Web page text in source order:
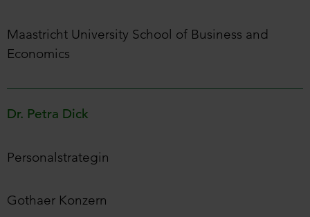
Maastricht University School of Business and
Economics
Dr. Petra Dick
Personalstrategin
Gothaer Konzern